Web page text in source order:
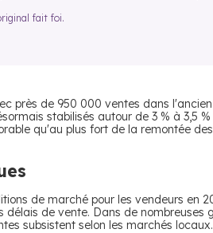
fait foi.
près de 950 000 ventes dans
stabilisés autour de 3 % à 3,5
qu'au plus fort de la remontée
de marché pour les vendeurs en
de vente. Dans de
subsistent selon les marchés locaux.